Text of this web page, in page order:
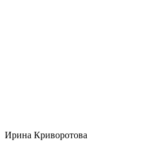
Ирина Криворотова